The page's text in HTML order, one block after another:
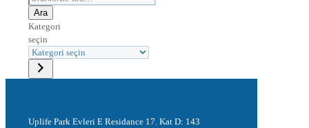
Ara
Kategori
seçin
Uplife Park Evleri E Residance 17. Kat D: 143